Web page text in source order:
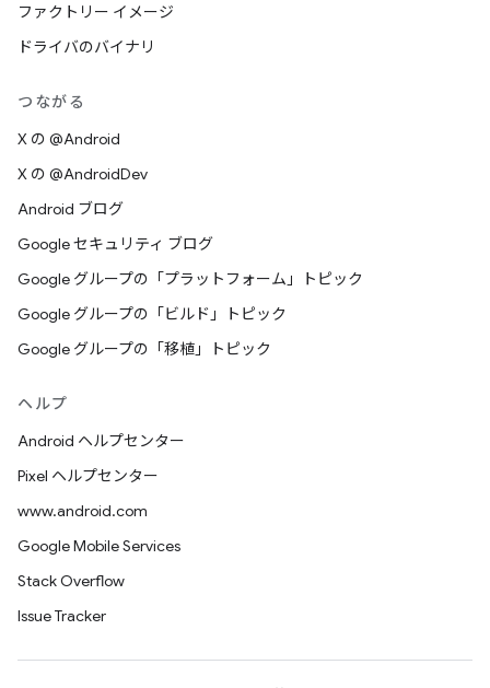
ファクトリー イメージ
ドライバのバイナリ
つながる
X の @Android
X の @AndroidDev
Android ブログ
Google セキュリティ ブログ
Google グループの「プラットフォーム」トピック
Google グループの「ビルド」トピック
Google グループの「移植」トピック
ヘルプ
Android ヘルプセンター
Pixel ヘルプセンター
www.android.com
Google Mobile Services
Stack Overflow
Issue Tracker